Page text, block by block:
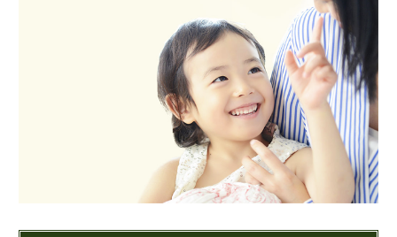
経営革新計画取得支援
経営革新計画の内容
計画を立てることで見えてくるもの
当税理士法人のサービス
資金調達支援